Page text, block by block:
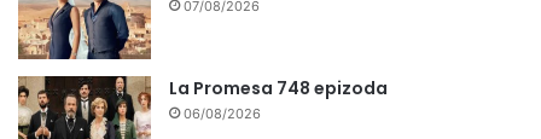
07/08/2026
La Promesa 748 epizoda
06/08/2026